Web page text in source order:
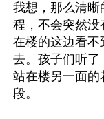
我想，那么清晰
程，不会突然没
在楼的这边看不
去。孩子们听了
站在楼另一面的
段。